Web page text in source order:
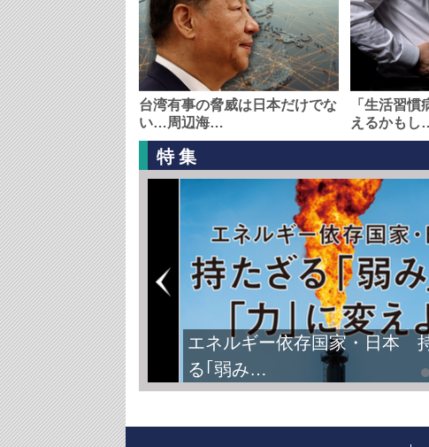
台湾有事の脅威は日本だけでな
い…周辺海…
「生活習
えるかもし
特集
エネルギー依存国家・日本
る｢弱み…